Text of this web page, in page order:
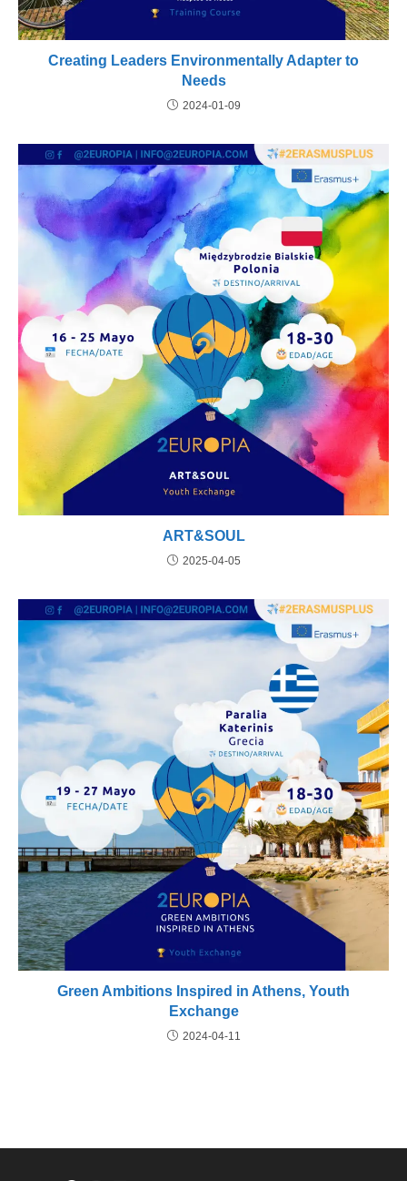
Creating Leaders Environmentally Adapter to
Needs
2024-01-09
ART&SOUL
2025-04-05
Green Ambitions Inspired in Athens, Youth
Exchange
2024-04-11